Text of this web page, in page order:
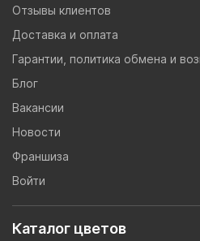
Отзывы клиентов
Доставка и оплата
Гарантии, политика обмена и
Блог
Вакансии
Новости
Франшиза
Войти
Каталог цветов